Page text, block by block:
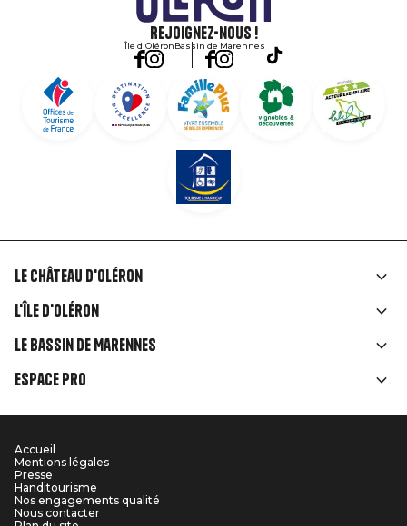
Rejoignez-nous !
Île d'OléronBassin de Marennes
Liens
rubriques
Le Château d'Oléron
L'île d'Oléron
Le Bassin de Marennes
Espace Pro
Menu
Pied
Accueil
Mentions légales
Presse
Handitourisme
Nos engagements qualité
Nous contacter